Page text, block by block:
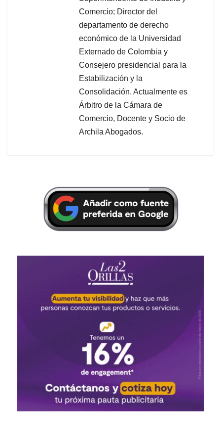
Comercio; Director del
departamento de derecho
económico de la Universidad
Externado de Colombia y
Consejero presidencial para la
Estabilización y la
Consolidación. Actualmente es
Árbitro de la Cámara de
Comercio, Docente y Socio de
Archila Abogados.